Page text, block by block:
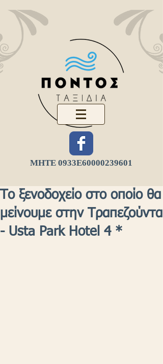
ΜΗΤΕ 0933Ε60000239601
Το ξενοδοχείο στο οποίο θα
μείνουμε στην Τραπεζούντα
- Usta Park Hotel 4 *